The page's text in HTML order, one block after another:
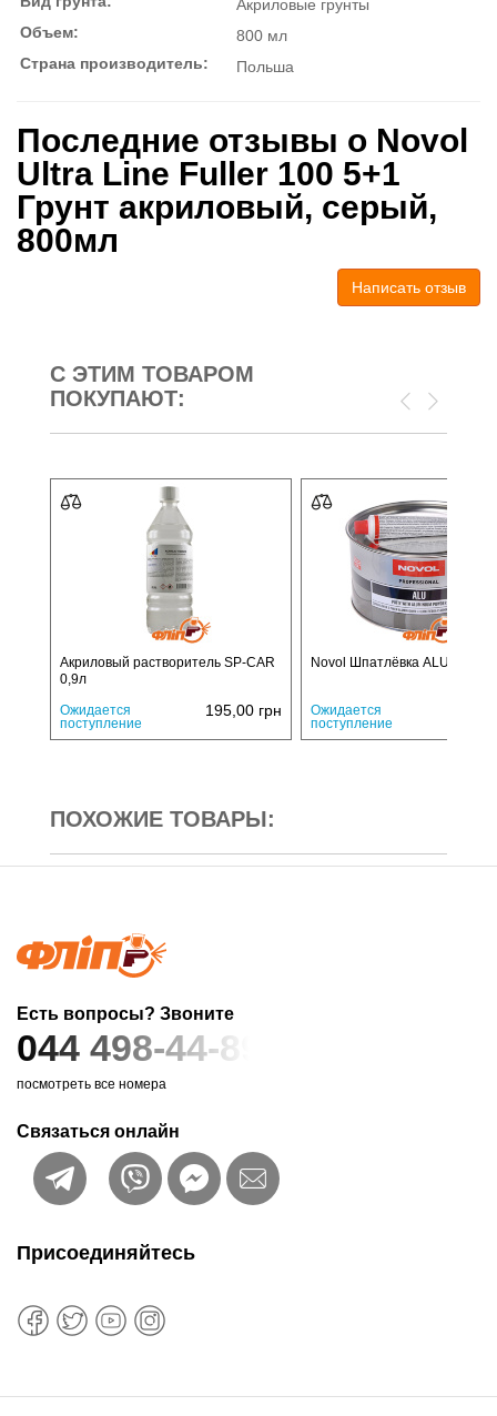
Акриловые грунты
Объем:
800 мл
Страна производитель:
Польша
Последние отзывы о Novol
Ultra Line Fuller 100 5+1
Грунт акриловый, серый,
800мл
Написать отзыв
С ЭТИМ ТОВАРОМ
ПОКУПАЮТ:
Акриловый растворитель SP-CAR
0,9л
Ожидается
поступление
195,00 грн
Novol Шпатлёвка ALU 1,8 кг
Ожидается
поступление
ПОХОЖИЕ ТОВАРЫ:
Есть вопросы? Звоните
044 498-44-89
посмотреть все номера
Связаться онлайн
Присоединяйтесь